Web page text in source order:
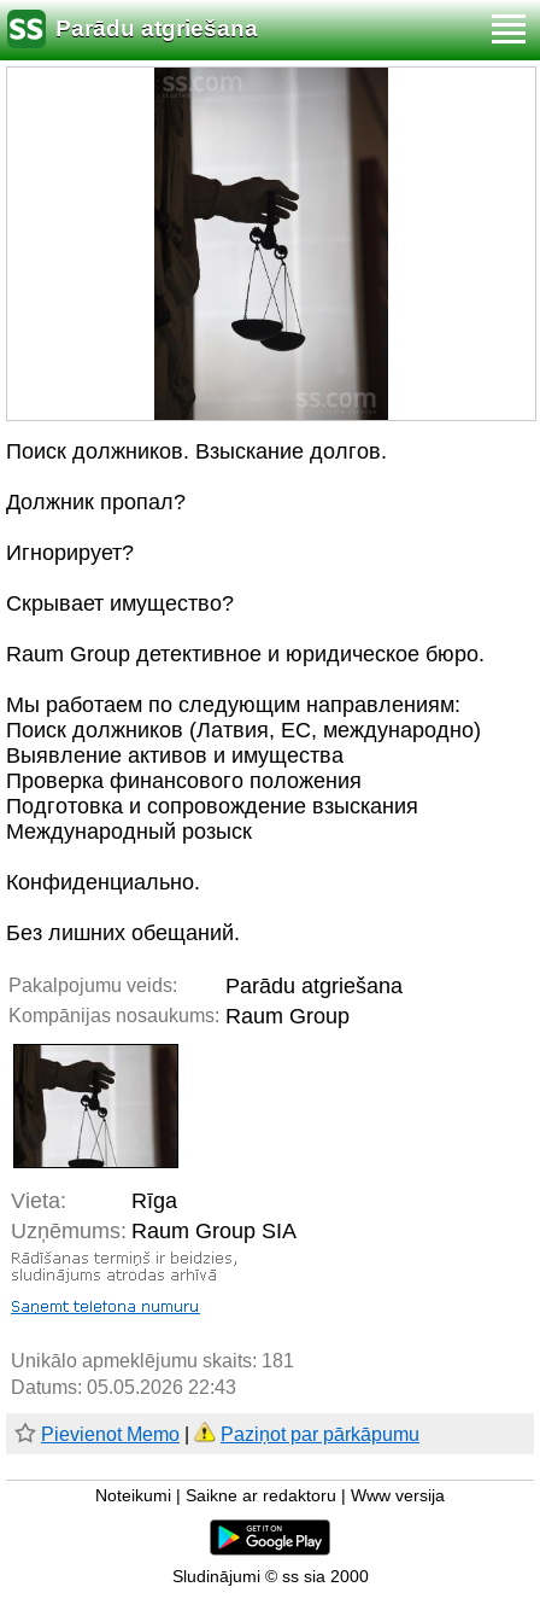
Parādu atgriešana
Поиск должников. Взыскание долгов.
Должник пропал?
Игнорирует?
Скрывает имущество?
Raum Group детективное и юридическое бюро.
Мы работаем по следующим направлениям:
Поиск должников (Латвия, ЕС, международно)
Выявление активов и имущества
Проверка финансового положения
Подготовка и сопровождение взыскания
Международный розыск
Конфиденциально.
Без лишних обещаний.
Pakalpojumu veids: Parādu atgriešana
Kompānijas nosaukums: Raum Group
Vieta:
Rīga
Uzņēmums: Raum Group SIA
Unikālo apmeklējumu skaits: 181
Datums: 05.05.2026 22:43
Pievienot Memo Paziņot par pārkāpumu
Noteikumi Saikne ar redaktoru Www versija
Sludinājumi © ss sia 2000